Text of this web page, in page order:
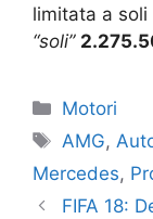
limitata a
“soli”
Categorie
Motori
Tag
AMG,
Mercedes,
FIFA 18: